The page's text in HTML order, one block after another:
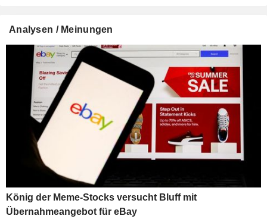
Analysen / Meinungen
König der Meme-Stocks versucht Bluff mit
Übernahmeangebot für eBay